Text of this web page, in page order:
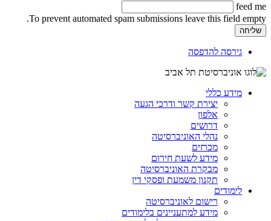
feed me
To prevent automated spam submissions leave this field empty.
גירסה להדפסה
מידע כללי
יצירת קשר ודרכי הגעה
אלפון
דרושים
נהלי האוניברסיטה
מכרזים
מידע לשעת חירום
מבקרת האוניברסיטה
תקנון משמעת ופסקי דין
לימודים
רישום לאוניברסיטה
מידע למתעניינים בלימודים